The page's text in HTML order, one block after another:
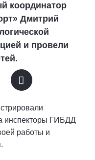
координатор
Дмитрий
и провели
инспекторы ГИБДД
работы и